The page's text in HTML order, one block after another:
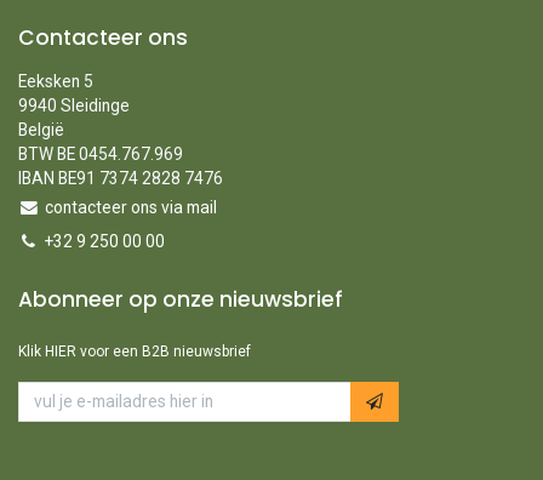
Contacteer ons
Eeksken 5
9940 Sleidinge
België
BTW BE 0454.767.969
IBAN BE91 7374 2828 7476
contacteer ons via mail
+32 9 250 00 00
Abonneer op onze nieuwsbrief
Klik HIER voor een B2B nieuwsbrief